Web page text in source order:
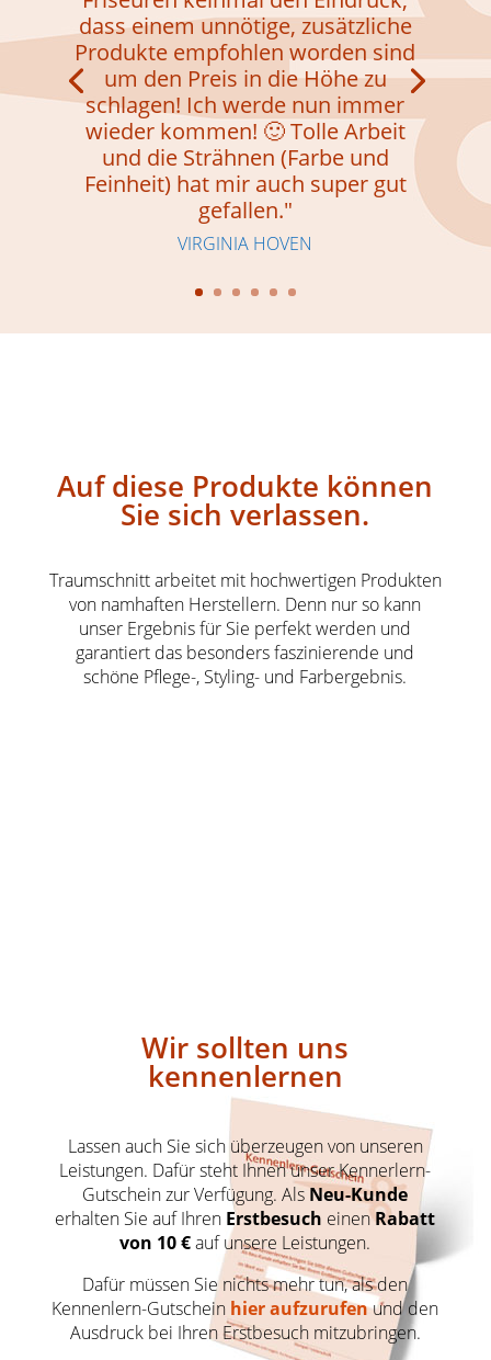
dass einem unnötige, zusätzliche
Produkte empfohlen worden sind
um den Preis in die Höhe zu
schlagen! Ich werde nun immer
wieder kommen! 🙂 Tolle Arbeit
und die Strähnen (Farbe und
Feinheit) hat mir auch super gut
gefallen."
VIRGINIA HOVEN
Auf diese Produkte können
Sie sich verlassen.
Traumschnitt arbeitet mit hochwertigen Produkten
von namhaften Herstellern. Denn nur so kann
unser Ergebnis für Sie perfekt werden und
garantiert das besonders faszinierende und
schöne Pflege-, Styling- und Farbergebnis.
Wir sollten uns
kennenlernen
Lassen auch Sie sich überzeugen von unseren
Leistungen. Dafür steht Ihnen unser Kennerlern-
Gutschein zur Verfügung. AlsNeu-Kunde
erhalten Sie auf Ihren Erstbesuch einenRabatt
von 10 €auf unsere Leistungen.
Dafür müssen Sie nichts mehr tun, als den
Kennenlern-Gutschein hier aufzurufenund den
Ausdruck bei Ihren Erstbesuch mitzubringen.